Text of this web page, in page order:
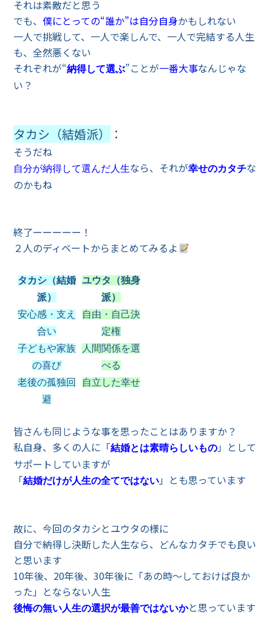
それは素敵だと思う
でも、僕にとっての“誰か”は自分自身かもしれない
一人で挑戦して、一人で楽しんで、一人で完結する人生
も、全然悪くない
それぞれが“納得して選ぶ”ことが一番大事なんじゃな
い？
タカシ（結婚派） ：
そうだね
自分が納得して選んだ人生なら、それが幸せのカタチな
のかもね
終了ーーーーー！
２人のディベートからまとめてみるよ
タカシ（結婚
派）
ユウタ（独身
派）
安心感・支え
合い
自由・自己決
定権
子どもや家族
の喜び
人間関係を選
べる
老後の孤独回
避
自立した幸せ
皆さんも同じような事を思ったことはありますか？
私自身、多くの人に「結婚とは素晴らしいもの」として
サポートしていますが
「結婚だけが人生の全てではない」とも思っています
故に、今回のタカシとユウタの様に
自分で納得し決断した人生なら、どんなカタチでも良い
と思います
10年後、20年後、30年後に「あの時～しておけば良か
った」とならない人生
後悔の無い人生の選択が最善ではないかと思っています